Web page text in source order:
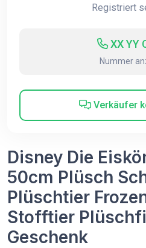
Registriert
XX YY
Nummer
Verkäufer
Disney Die
50cm Plüsch
Plüschtier
Stofftier
Geschenk